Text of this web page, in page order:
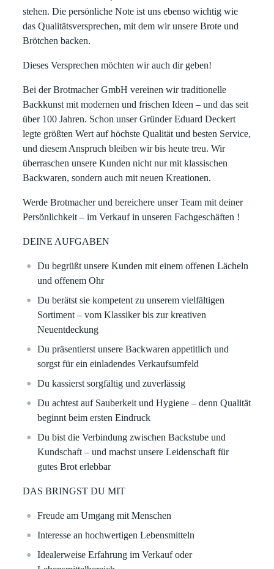
stehen. Die persönliche Note ist uns ebenso wichtig wie
das Qualitätsversprechen, mit dem wir unsere Brote und
Brötchen backen.
Dieses Versprechen möchten wir auch dir geben!
Bei der Brotmacher GmbH vereinen wir traditionelle
Backkunst mit modernen und frischen Ideen – und das seit
über 100 Jahren. Schon unser Gründer Eduard Deckert
legte größten Wert auf höchste Qualität und besten Service,
und diesem Anspruch bleiben wir bis heute treu. Wir
überraschen unsere Kunden nicht nur mit klassischen
Backwaren, sondern auch mit neuen Kreationen.
Werde Brotmacher und bereichere unser Team mit deiner
Persönlichkeit – im Verkaufin unseren Fachgeschäften !
DEINE AUFGABEN
Du begrüßt unsere Kunden mit einem offenen Lächeln
und offenem Ohr
Du berätst sie kompetent zu unserem vielfältigen
Sortiment – vom Klassiker bis zur kreativen
Neuentdeckung
Du präsentierst unsere Backwaren appetitlich und
sorgst für ein einladendes Verkaufsumfeld
Du kassierst sorgfältig und zuverlässig
Du achtest auf Sauberkeit und Hygiene – denn Qualität
beginnt beim ersten Eindruck
Du bist die Verbindung zwischen Backstube und
Kundschaft – und machst unsere Leidenschaft für
gutes Brot erlebbar
DAS BRINGST DU MIT
Freude am Umgang mit Menschen
Interesse an hochwertigen Lebensmitteln
Idealerweise Erfahrung im Verkauf oder